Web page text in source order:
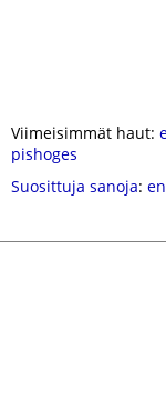
Viimeisimmät haut:
pishoges
Suosittuja sanoja: